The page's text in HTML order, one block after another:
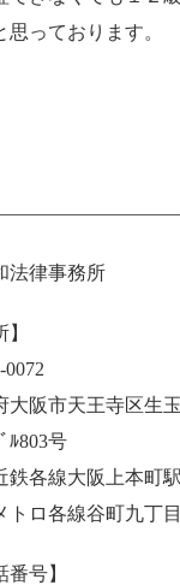
思っております。
法律事務所
】
0072
大阪市天王寺区生
ﾙ803号
各線大阪上本町駅
トロ各線谷町九丁
番号】